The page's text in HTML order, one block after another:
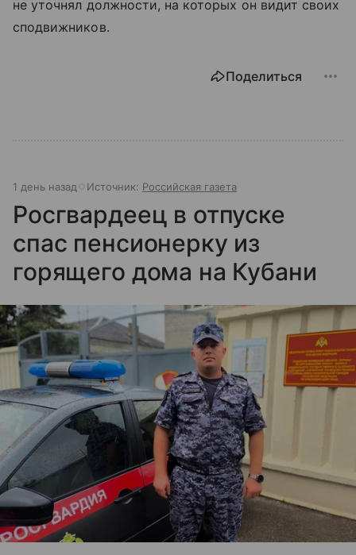
не уточнял должности, на которых он видит своих
сподвижников.
Поделиться
1 день назад Источник: Российская газета
Росгвардеец в отпуске
спас пенсионерку из
горящего дома на Кубани